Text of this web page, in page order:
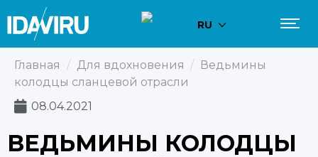
RU
Главная / Для вдохновения / Ведьмины
колодцы сланцевой отрасли
08.04.2021
ВЕДЬМИНЫ КОЛОДЦЫ